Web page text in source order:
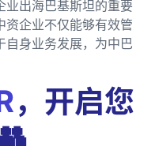
业出海巴基斯坦的重要
资企业不仅能够有效管
自身业务发展，为中巴
，开启您